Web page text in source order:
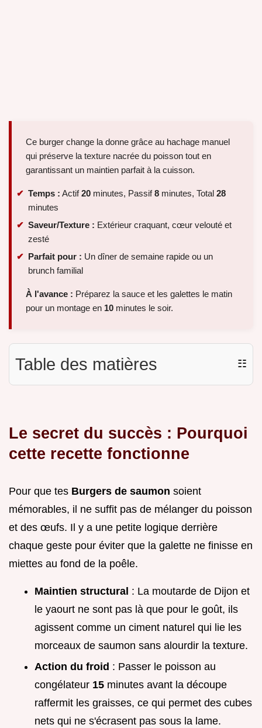
Ce burger change la donne grâce au hachage manuel
qui préserve la texture nacrée du poisson tout en
garantissant un maintien parfait à la cuisson.
Temps : Actif20 minutes, Passif8 minutes, Total 28
minutes
Saveur/Texture : Extérieur craquant, cœur velouté et
zesté
Parfait pour : Un dîner de semaine rapide ou un
brunch familial
À l'avance : Préparez la sauce et les galettes le matin
pour un montage en 10 minutes le soir.
Table des matières ☷
Le secret du succès : Pourquoi
cette recette fonctionne
Pour que tes Burgers de saumon soient
mémorables, il ne suffit pas de mélanger du poisson
et des œufs. Il y a une petite logique derrière
chaque geste pour éviter que la galette ne finisse en
miettes au fond de la poêle.
Maintien structural : La moutarde de Dijon et
le yaourt ne sont pas là que pour le goût, ils
agissent comme un ciment naturel qui lie les
morceaux de saumon sans alourdir la texture.
Action du froid : Passer le poisson au
congélateur 15 minutes avant la découpe
raffermit les graisses, ce qui permet des cubes
nets qui ne s'écrasent pas sous la lame.